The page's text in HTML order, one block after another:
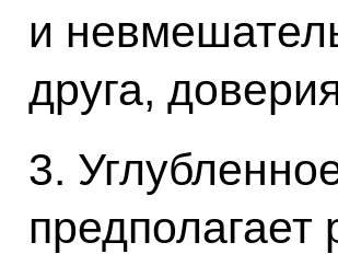
и
друга,
3.
предполагает